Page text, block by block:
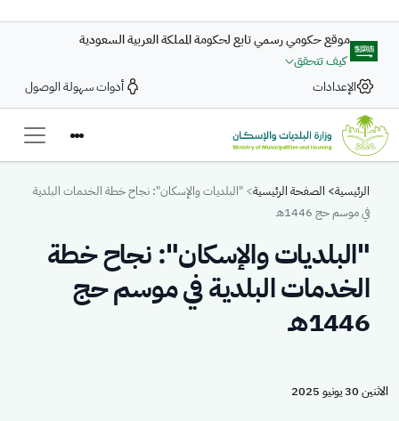
موقع حكومي رسمي تابع لحكومة المملكة العربية السعودية
كيف تتحقق
الإعدادات
أدوات سهولة الوصول
Breadcrumb
الرئيسية الصفحة الرئيسية "البلديات والإسكان": نجاح خطة الخدمات البلدية
في موسم حج 1446هـ
"البلديات والإسكان": نجاح خطة
الخدمات البلدية في موسم حج
1446هـ
الاثنين 30 يونيو 2025